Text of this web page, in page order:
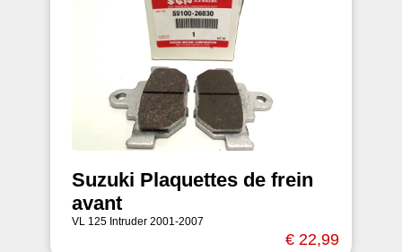
Suzuki Plaquettes de frein
avant
VL 125 Intruder 2001-2007
€ 22,99